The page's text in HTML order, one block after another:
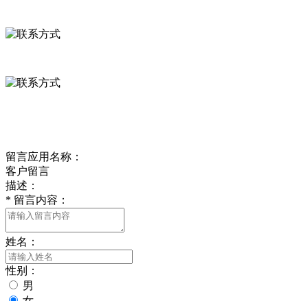
留言应用名称：
客户留言
描述：
* 留言内容：
姓名：
性别：
男